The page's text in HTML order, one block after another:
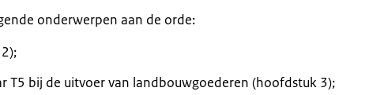
onderwerpen aan de orde:
T5 bij de uitvoer van landbouwgoederen (hoofdstuk 3);